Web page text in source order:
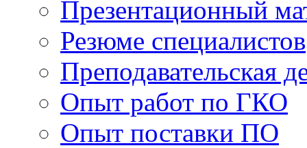
Презентационный
Резюме специалистов
Преподавательская
Опыт работ по ГКО
Опыт поставки ПО